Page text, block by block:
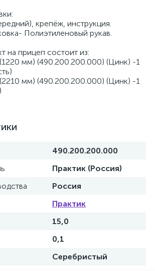
крепёж, инструкция.
Полиэтиленовый рукав.
на прицеп состоит из:
(1220 мм) (490.200.200.000) (Цинк) -1
(2210 мм) (490.200.200.000) (Цинк) -1
490.200.200.000
Практик (Россия)
Россия
Практик
15,0
0,1
Серебристый